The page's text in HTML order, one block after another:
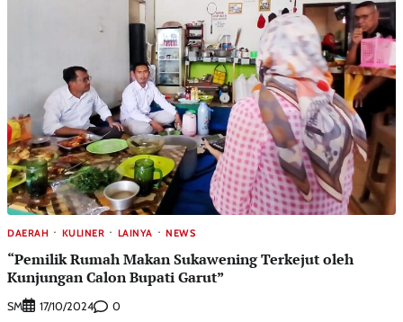
DAERAH KULINER LAINYA NEWS
“Pemilik Rumah Makan Sukawening Terkejut oleh
Kunjungan Calon Bupati Garut”
SM 17/10/2024 0